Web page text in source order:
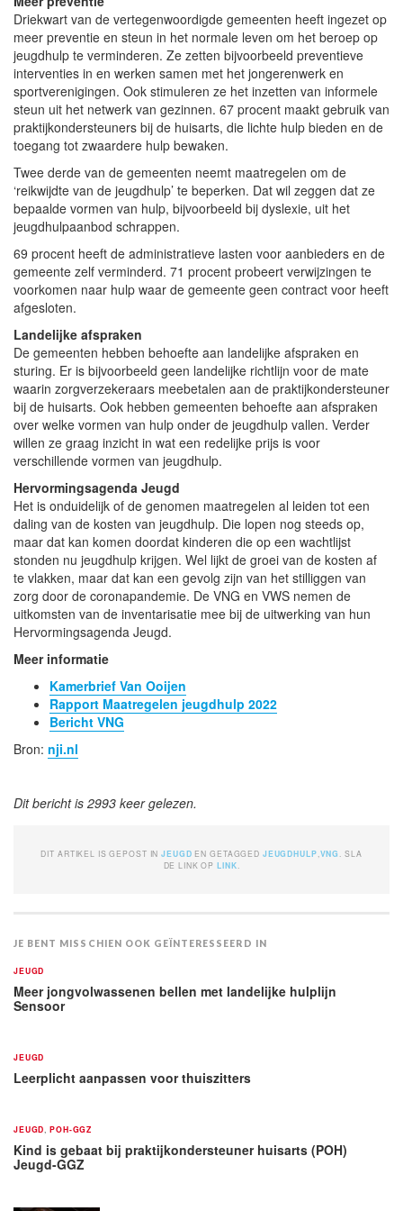
Driekwart van de vertegenwoordigde gemeenten heeft ingezet op
meer preventie en steun in het normale leven om het beroep op
jeugdhulp te verminderen. Ze zetten bijvoorbeeld preventieve
interventies in en werken samen met het jongerenwerk en
sportverenigingen. Ook stimuleren ze het inzetten van informele
steun uit het netwerk van gezinnen. 67 procent maakt gebruik van
praktijkondersteuners bij de huisarts, die lichte hulp bieden en de
toegang tot zwaardere hulp bewaken.
Twee derde van de gemeenten neemt maatregelen om de
‘reikwijdte van de jeugdhulp’ te beperken. Dat wil zeggen dat ze
bepaalde vormen van hulp, bijvoorbeeld bij dyslexie, uit het
jeugdhulpaanbod schrappen.
69 procent heeft de administratieve lasten voor aanbieders en de
gemeente zelf verminderd. 71 procent probeert verwijzingen te
voorkomen naar hulp waar de gemeente geen contract voor heeft
afgesloten.
Landelijke afspraken
De gemeenten hebben behoefte aan landelijke afspraken en
sturing. Er is bijvoorbeeld geen landelijke richtlijn voor de mate
waarin zorgverzekeraars meebetalen aan de praktijkondersteuner
bij de huisarts. Ook hebben gemeenten behoefte aan afspraken
over welke vormen van hulp onder de jeugdhulp vallen. Verder
willen ze graag inzicht in wat een redelijke prijs is voor
verschillende vormen van jeugdhulp.
Hervormingsagenda Jeugd
Het is onduidelijk of de genomen maatregelen al leiden tot een
daling van de kosten van jeugdhulp. Die lopen nog steeds op,
maar dat kan komen doordat kinderen die op een wachtlijst
stonden nu jeugdhulp krijgen. Wel lijkt de groei van de kosten af
te vlakken, maar dat kan een gevolg zijn van het stilliggen van
zorg door de coronapandemie. De VNG en VWS nemen de
uitkomsten van de inventarisatie mee bij de uitwerking van hun
Hervormingsagenda Jeugd.
Meer informatie
Kamerbrief Van Ooijen
Rapport Maatregelen jeugdhulp 2022
Bericht VNG
Bron: nji.nl
Dit bericht is 2993 keer gelezen.
DIT ARTIKEL IS GEPOST INJEUGD EN GETAGGED JEUGDHULP VNG
. SLA
DE LINK OPLINK
JE BENT MISSCHIEN OOK GEÏNTERESSEERD IN
JEUGD
Meer jongvolwassenen bellen met landelijke hulplijn
Sensoor
JEUGD
Leerplicht aanpassen voor thuiszitters
JEUGD ,POH-GGZ
Kind is gebaat bij praktijkondersteuner huisarts (POH)
Jeugd-GGZ